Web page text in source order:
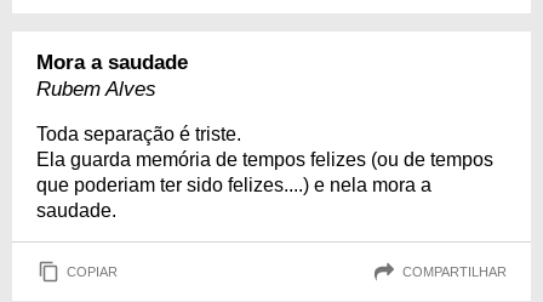
Mora a saudade
Rubem Alves
Toda separação é triste.
Ela guarda memória de tempos felizes (ou de tempos
que poderiam ter sido felizes....) e nela mora a
saudade.
COPIAR COMPARTILHAR